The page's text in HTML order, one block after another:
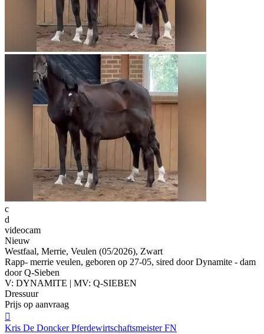
c
d
videocam
Nieuw
Westfaal, Merrie, Veulen (05/2026), Zwart
Rapp- merrie veulen, geboren op 27-05, sired door Dynamite - dam
door Q-Sieben
V: DYNAMITE | MV: Q-SIEBEN
Dressuur
Prijs op aanvraag

Kris De Doncker Pferdewirtschaftsmeister FN